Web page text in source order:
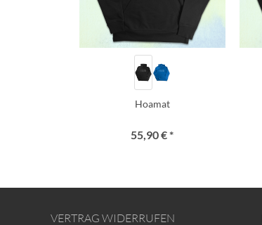
Hoamat
55,90 € *
VERTRAG WIDERRUFEN